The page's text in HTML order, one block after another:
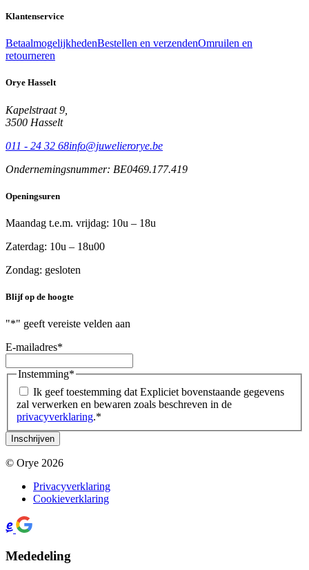
Klantenservice
BetaalmogelijkhedenBestellen en verzendenOmruilen en
retourneren
Orye Hasselt
Kapelstraat 9,
3500 Hasselt
011 - 24 32 68info@juwelierorye.be
Ondernemingsnummer: BE0469.177.419
Openingsuren
Maandag t.e.m. vrijdag: 10u – 18u
Zaterdag: 10u – 18u00
Zondag: gesloten
Blijf op de hoogte
"*" geeft vereiste velden aan
E-mailadres*
Instemming*
Ik geef toestemming dat Expliciet bovenstaande gegevens
zal verwerken en bewaren zoals beschreven in de
privacyverklaring.*
© Orye 2026
Privacyverklaring
Cookieverklaring
Mededeling